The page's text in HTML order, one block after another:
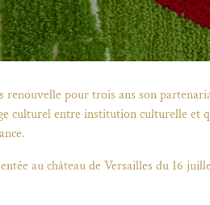
renouvelle pour trois ans son
culturel entre institution culturelle
au château de Versailles du 16